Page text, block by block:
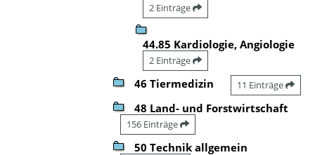
2 Einträge
44.85 Kardiologie, Angiologie
2 Einträge
46 Tiermedizin 11 Einträge
48 Land- und Forstwirtschaft
156 Einträge
50 Technik allgemein